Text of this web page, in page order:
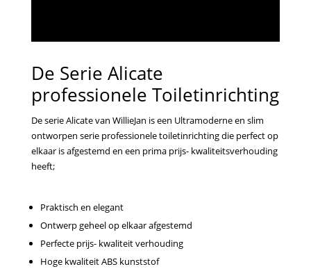
De Serie Alicate
professionele Toiletinrichting
De serie Alicate van WillieJan is een Ultramoderne en slim
ontworpen serie professionele toiletinrichting die perfect op
elkaar is afgestemd en een prima prijs- kwaliteitsverhouding
heeft;
Praktisch en elegant
Ontwerp geheel op elkaar afgestemd
Perfecte prijs- kwaliteit verhouding
Hoge kwaliteit ABS kunststof